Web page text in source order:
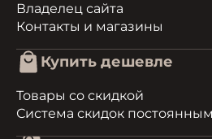
Владелец сайта
Контакты и магазины
Купить дешевле
Товары со скидкой
Система скидок